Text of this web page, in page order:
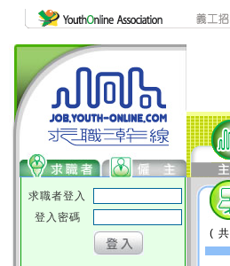
求職者登入
登入密碼
( 共